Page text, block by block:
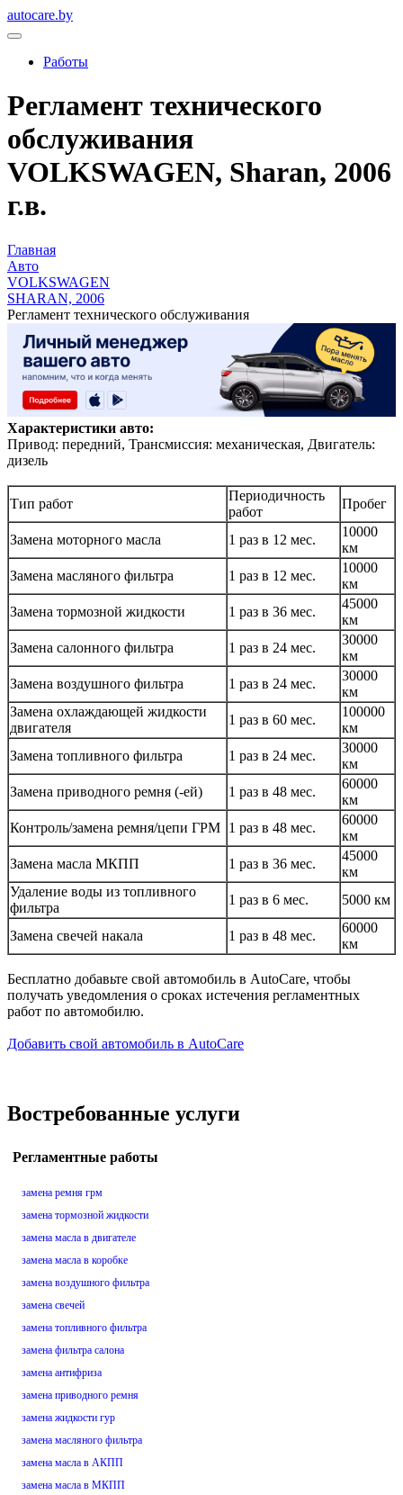
autocare.by
Работы
Регламент технического
обслуживания
VOLKSWAGEN, Sharan, 2006
г.в.
Главная
Авто
VOLKSWAGEN
SHARAN, 2006
Регламент технического обслуживания
Характеристики авто:
Привод: передний, Трансмиссия: механическая, Двигатель:
дизель
Тип работ
Периодичность
работ
Пробег
Замена моторного масла 1 раз в 12 мес.
10000
км
Замена масляного фильтра
1 раз в 12 мес.
10000
км
Замена тормозной жидкости
1 раз в 36 мес.
45000
км
Замена салонного фильтра
1 раз в 24 мес.
30000
км
Замена воздушного фильтра
1 раз в 24 мес.
30000
км
Замена охлаждающей жидкости
двигателя
1 раз в 60 мес.
100000
км
Замена топливного фильтра
1 раз в 24 мес.
30000
км
Замена приводного ремня (-ей)
1 раз в 48 мес.
60000
км
Контроль/замена ремня/цепи ГРМ 1 раз в 48 мес.
60000
км
Замена масла МКПП
1 раз в 36 мес.
45000
км
Удаление воды из топливного
фильтра
1 раз в 6 мес. 5000 км
Замена свечей накала 1 раз в 48 мес.
60000
км
Бесплатно добавьте свой автомобиль в AutoCare, чтобы
получать уведомления о сроках истечения регламентных
работ по автомобилю.
Добавить свой автомобиль в AutoCare
Востребованные услуги
Регламентные работы
замена ремня грм
замена тормозной жидкости
замена масла в двигателе
замена масла в коробке
замена воздушного фильтра
замена свечей
замена топливного фильтра
замена фильтра салона
замена антифриза
замена приводного ремня
замена жидкости гур
замена масляного фильтра
замена масла в АКПП
замена масла в МКПП